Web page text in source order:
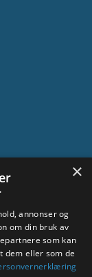
×
annonser og
om din bruk av
som kan
dem eller som de